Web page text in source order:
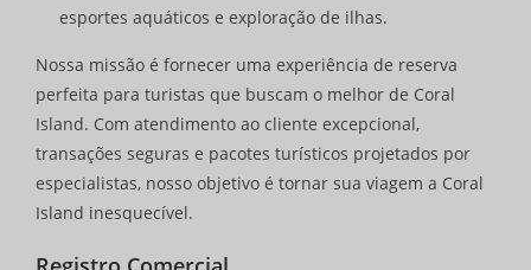
esportes aquáticos e exploração de ilhas.
Nossa missão é fornecer uma experiência de reserva
perfeita para turistas que buscam o melhor de Coral
Island. Com atendimento ao cliente excepcional,
transações seguras e pacotes turísticos projetados por
especialistas, nosso objetivo é tornar sua viagem a Coral
Island inesquecível.